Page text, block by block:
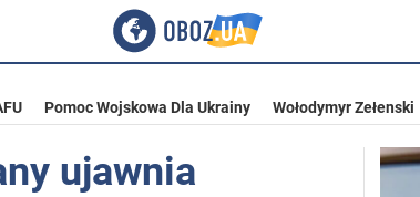
Pomoc Wojskowa Dla Ukrainy Wołodymyr Zełenski
ujawnia